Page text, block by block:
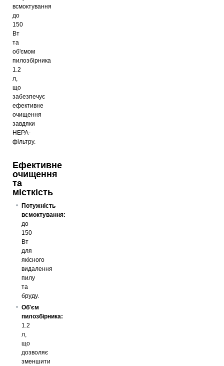
всмоктування
до
150
Вт
та
об'ємом
пилозбірника
1.2
л,
що
забезпечує
ефективне
очищення
завдяки
HEPA-
фільтру.
Ефективне
очищення
та
місткість
Потужність
всмоктування:
до
150
Вт
для
якісного
видалення
пилу
та
бруду.
Об'єм
пилозбірника:
1.2
л,
що
дозволяє
зменшити